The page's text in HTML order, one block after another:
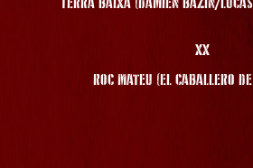
TERRA BAIXA (DAMIEN BAZIN/
XX
ROC MATEU (EL CABALLERO